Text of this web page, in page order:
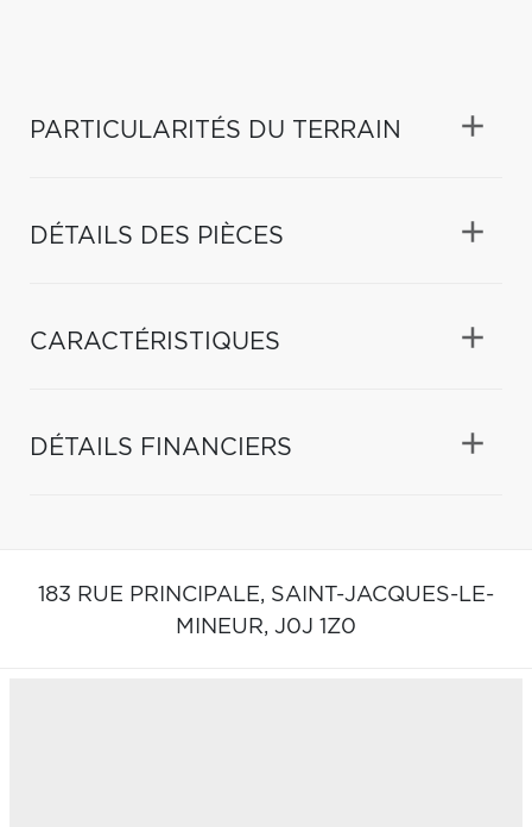
PARTICULARITÉS DU TERRAIN
DÉTAILS DES PIÈCES
CARACTÉRISTIQUES
DÉTAILS FINANCIERS
183 RUE PRINCIPALE, SAINT-JACQUES-LE-
MINEUR, J0J 1Z0